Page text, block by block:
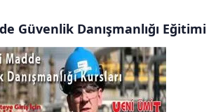
Güvenlik Danışmanlığı Eğitimi